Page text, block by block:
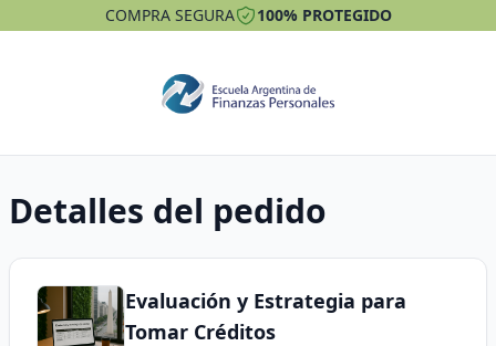
COMPRA SEGURA 100% PROTEGIDO
Detalles del pedido
Evaluación y Estrategia para
Tomar Créditos